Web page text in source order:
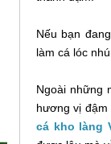
Nếu bạn
làm cá lóc
Ngoài những
hương vị đậm
cá kho làng